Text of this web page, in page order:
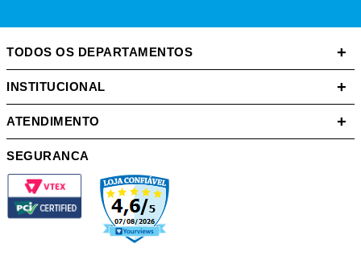
TODOS OS DEPARTAMENTOS +
INSTITUCIONAL +
ATENDIMENTO +
SEGURANCA